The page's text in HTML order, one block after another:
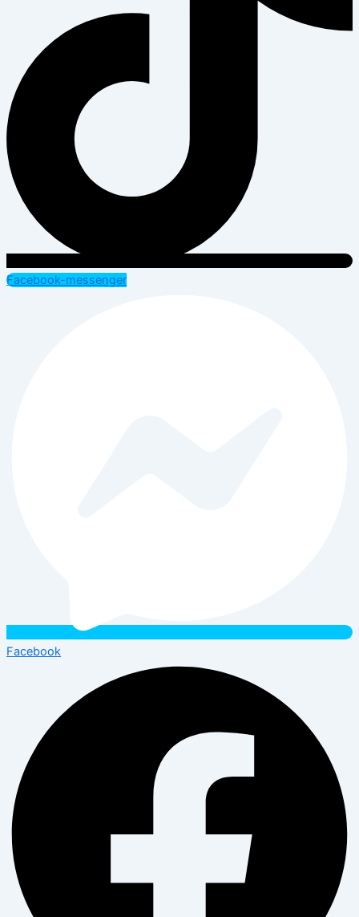
Facebook-messenger
Facebook